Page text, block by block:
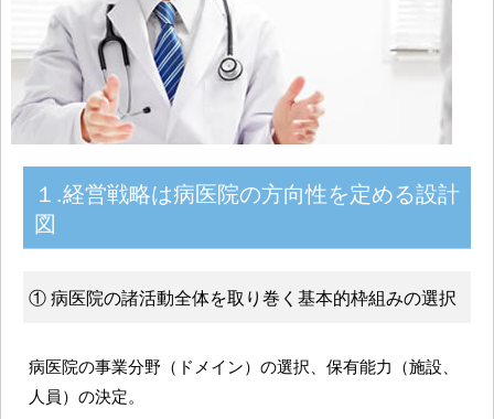
１.経営戦略は病医院の方向性を定める設計
図
① 病医院の諸活動全体を取り巻く基本的枠組みの選択
病医院の事業分野（ドメイン）の選択、保有能力（施設、
人員）の決定。